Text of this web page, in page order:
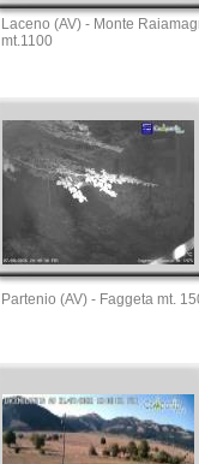
Laceno (AV) - Monte
mt.1100
Partenio (AV) - Faggeta mt.